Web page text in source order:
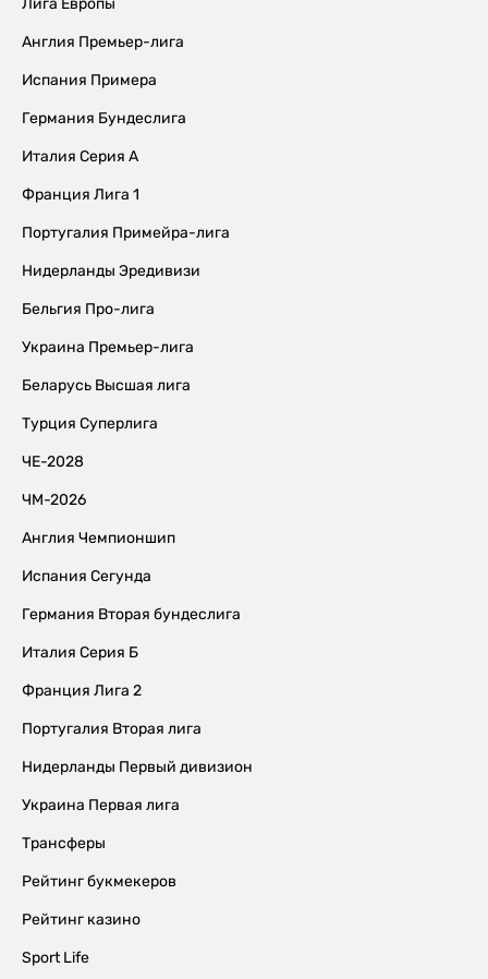
Англия Премьер-лига
Испания Примера
Германия Бундеслига
Италия Серия А
Франция Лига 1
Португалия Примейра-лига
Нидерланды Эредивизи
Бельгия Про-лига
Украина Премьер-лига
Беларусь Высшая лига
Турция Суперлига
ЧЕ-2028
ЧМ-2026
Англия Чемпионшип
Испания Сегунда
Германия Вторая бундеслига
Италия Серия Б
Франция Лига 2
Португалия Вторая лига
Нидерланды Первый дивизион
Украина Первая лига
Трансферы
Рейтинг букмекеров
Рейтинг казино
Sport Life